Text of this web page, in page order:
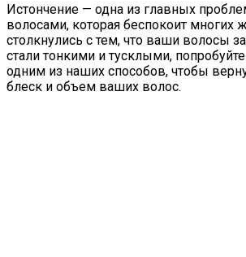
Истончение — одна из главных
волосами, которая беспокоит многих
столкнулись с тем, что ваши волосы
стали тонкими и тусклыми,
одним из наших способов, чтобы
блеск и объем ваших волос.